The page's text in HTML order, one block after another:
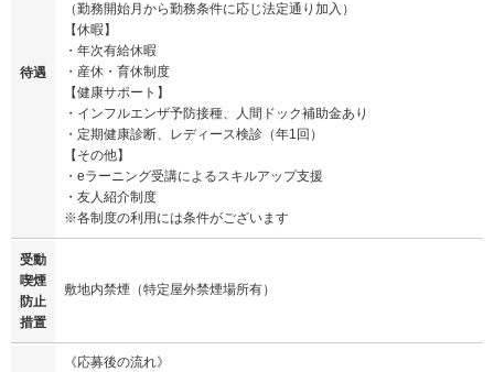
待遇
（勤務開始月から勤務条件に応じ法定通り加入）
【休暇】
・年次有給休暇
・産休・育休制度
【健康サポート】
・インフルエンザ予防接種、人間ドック補助金あり
・定期健康診断、レディース検診（年1回）
【その他】
・eラーニング受講によるスキルアップ支援
・友人紹介制度
※各制度の利用には条件がございます
受動
喫煙
防止
措置
敷地内禁煙（特定屋外禁煙場所有）
《応募後の流れ》